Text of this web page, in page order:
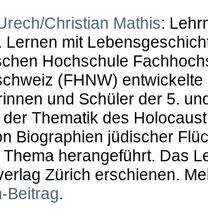
Christian Mathis:
Lernen mit
Hochschule
(FHNW)
und Schüler der 5.
Thematik des
Biographien jüdischer
herangeführt. Das
Zürich erschienen.
Beitrag.